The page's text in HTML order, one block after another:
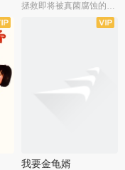
拯救即将被真菌腐蚀的世界
我要金龟婿